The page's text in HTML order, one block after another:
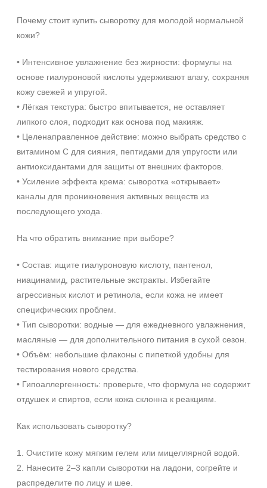
Защита от УФ-лучей
Область применения
Веки
Декольте
Лицо
Показать еще
1 шт
2 шт
20 мл
DMAE
EGF
Показать еще
Время применения
Вечер
День
Ежедневный
Для женщин
Почему стоит купить сыворотку для молодой нормальной
кожи?
• Интенсивное увлажнение без жирности: формулы на
основе гиалуроновой кислоты удерживают влагу, сохраняя
кожу свежей и упругой.
• Лёгкая текстура: быстро впитывается, не оставляет
липкого слоя, подходит как основа под макияж.
• Целенаправленное действие: можно выбрать средство с
витамином С для сияния, пептидами для упругости или
антиоксидантами для защиты от внешних факторов.
• Усиление эффекта крема: сыворотка «открывает»
каналы для проникновения активных веществ из
последующего ухода.
На что обратить внимание при выборе?
• Состав: ищите гиалуроновую кислоту, пантенол,
ниацинамид, растительные экстракты. Избегайте
агрессивных кислот и ретинола, если кожа не имеет
специфических проблем.
• Тип сыворотки: водные — для ежедневного увлажнения,
масляные — для дополнительного питания в сухой сезон.
• Объём: небольшие флаконы с пипеткой удобны для
тестирования нового средства.
• Гипоаллергенность: проверьте, что формула не содержит
отдушек и спиртов, если кожа склонна к реакциям.
Как использовать сыворотку?
1. Очистите кожу мягким гелем или мицеллярной водой.
2. Нанесите 2–3 капли сыворотки на ладони, согрейте и
распределите по лицу и шее.
+7 (495) 640-58-89